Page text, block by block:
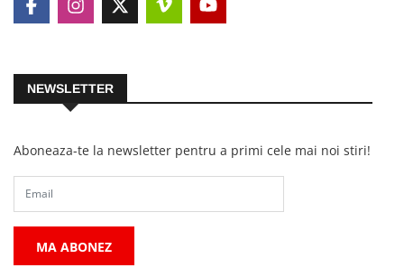
NEWSLETTER
Aboneaza-te la newsletter pentru a primi cele mai noi stiri!
MA ABONEZ